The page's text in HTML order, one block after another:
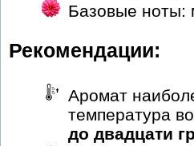
Базовые ноты:
Рекомендации:
Аромат
температура
до двадцати